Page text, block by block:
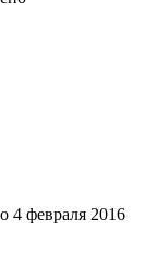
4 февраля 2016